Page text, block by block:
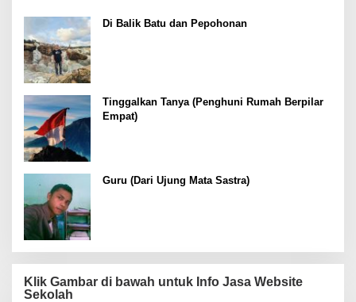
Di Balik Batu dan Pepohonan
Tinggalkan Tanya (Penghuni Rumah Berpilar
Empat)
Guru (Dari Ujung Mata Sastra)
Klik Gambar di bawah untuk Info Jasa Website
Sekolah